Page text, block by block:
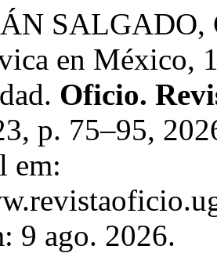
SALGADO,
en México,
Oficio.
p. 75–95,
em:
9 ago. 2026.